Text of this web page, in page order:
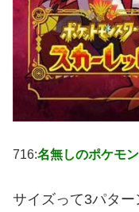
716:名無しのポケモ
サイズって3パタ